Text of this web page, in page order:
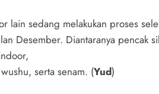
lain sedang melakukan proses
Desember. Diantaranya pencak
serta senam. (Yud)